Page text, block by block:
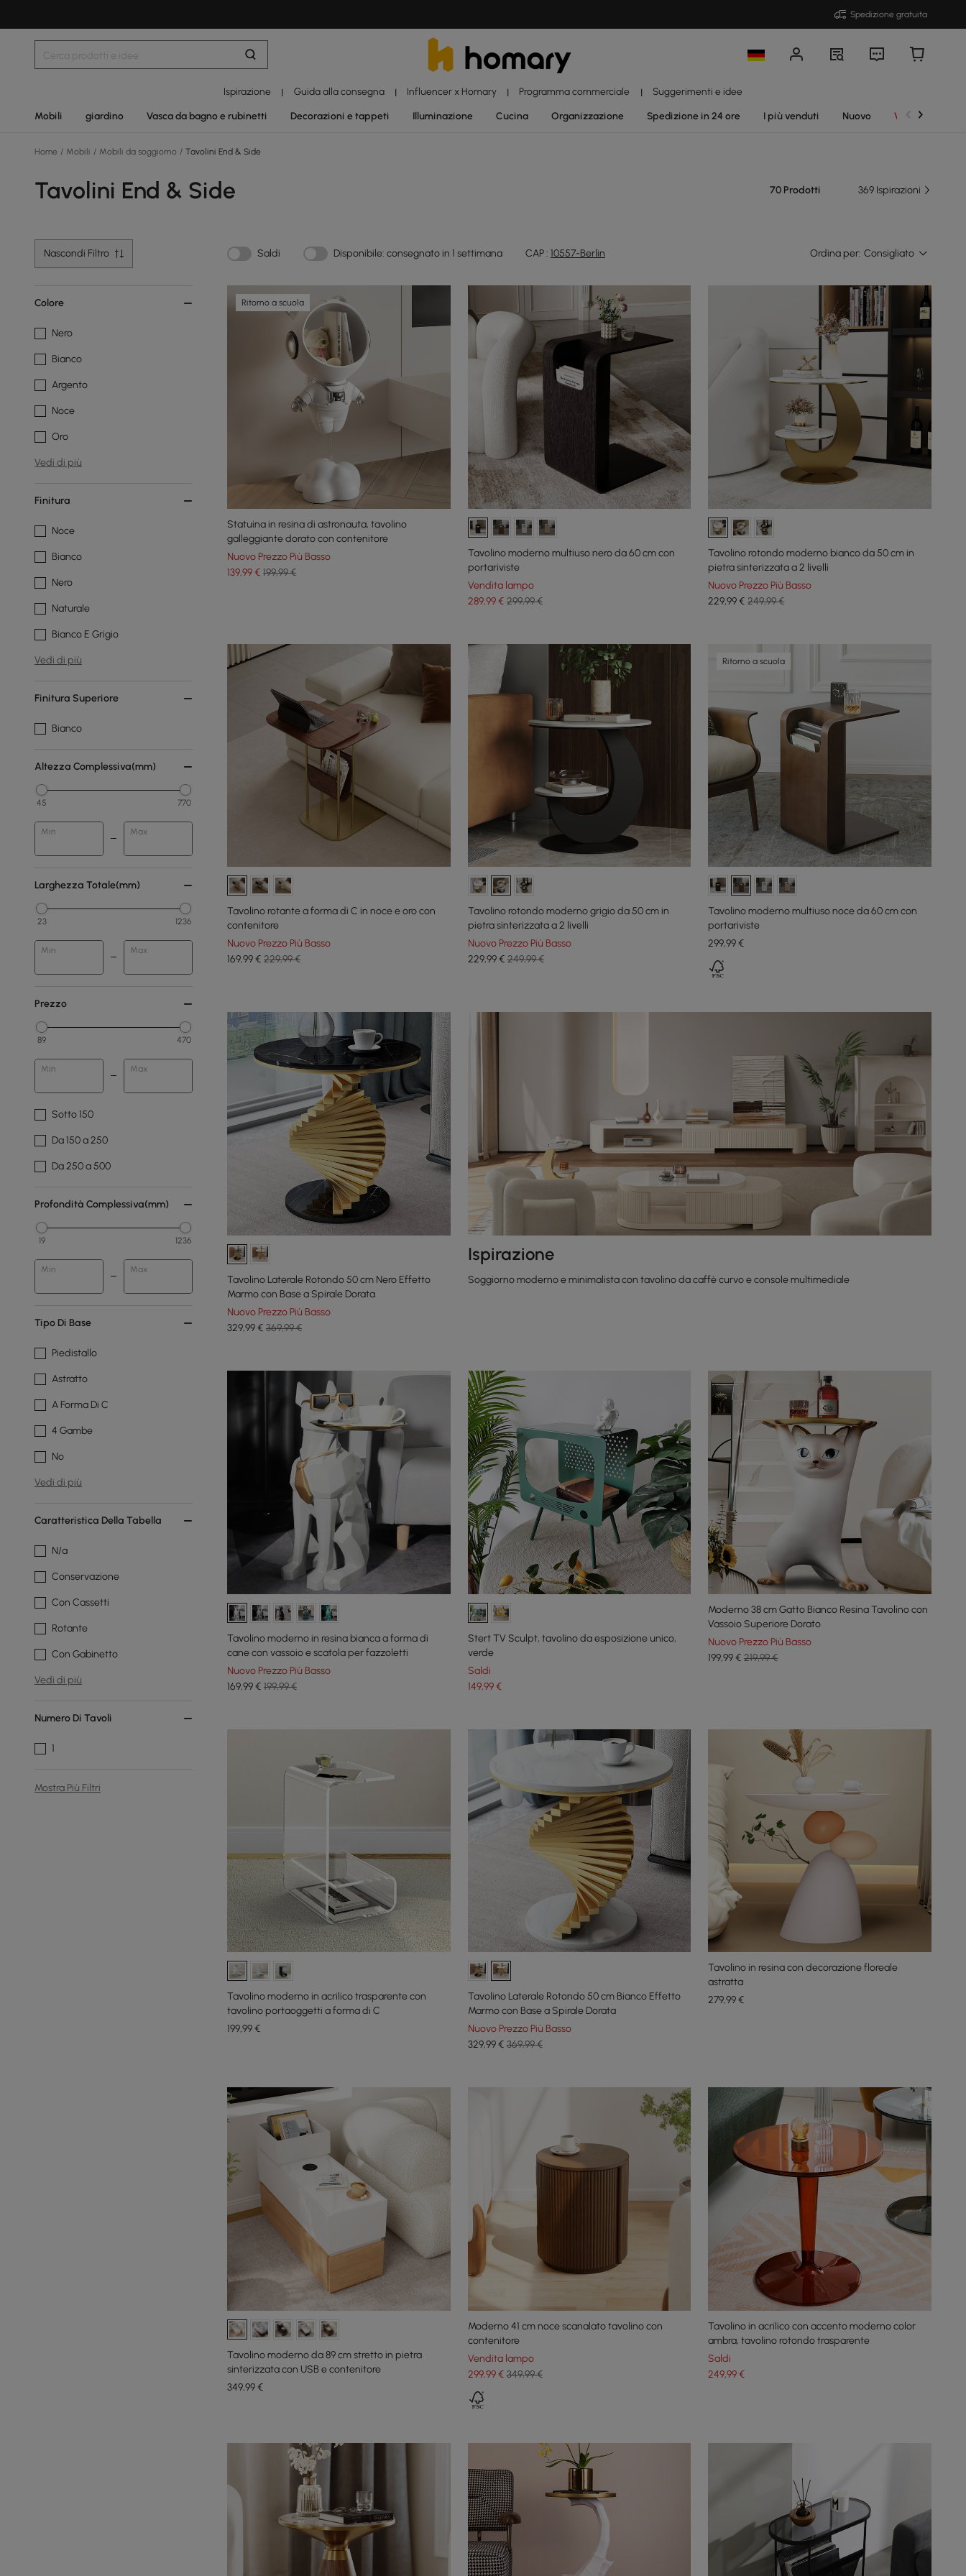
Spedizione gratuita
Ispirazione | Guida alla consegna | Influencer x Homary | Programma commerciale | Suggerimenti e idee
Mobili giardino Vasca da bagno e rubinetti Decorazioni e tappeti Illuminazione Cucina Organizzazione Spedizione in 24 ore I più venduti Nuovo Vendite
Home / Mobili / Mobili da soggiorno / Tavolini End & Side
Tavolini End & Side 70 Prodotti 369 Ispirazioni
Nascondi Filtro Saldi Disponibile: consegnato in 1 settimana CAP : 10557-Berlin Ordina per: Consigliato
Colore
Nero
Bianco
Argento
Noce
Oro
Vedi di più
Finitura
Noce
Bianco
Nero
Naturale
Bianco E Grigio
Vedi di più
Finitura Superiore
Bianco
Altezza Complessiva(mm)
45 770
Min Max
Larghezza Totale(mm)
23 1236
Min Max
Prezzo
89 470
Min Max
Sotto 150
Da 150 a 250
Da 250 a 500
Profondità Complessiva(mm)
19 1236
Min Max
Tipo Di Base
Piedistallo
Astratto
A Forma Di C
4 Gambe
No
Vedi di più
Caratteristica Della Tabella
N/a
Conservazione
Con Cassetti
Rotante
Con Gabinetto
Vedi di più
Numero Di Tavoli
1
Mostra Più Filtri
Ritorno a scuola
Statuina in resina di astronauta, tavolino
galleggiante dorato con contenitore
Nuovo Prezzo Più Basso
139,99€ 199,99 €
Tavolino moderno multiuso nero da 60 cm con
portariviste
Vendita lampo
289,99€ 299,99 €
Tavolino rotondo moderno bianco da 50 cm in
pietra sinterizzata a 2 livelli
Nuovo Prezzo Più Basso
229,99€ 249,99 €
Tavolino rotante a forma di C in noce e oro con
contenitore
Nuovo Prezzo Più Basso
169,99€ 229,99 €
Tavolino rotondo moderno grigio da 50 cm in
pietra sinterizzata a 2 livelli
Nuovo Prezzo Più Basso
229,99€ 249,99 €
Ritorno a scuola
Tavolino moderno multiuso noce da 60 cm con
portariviste
299,99€
Tavolino Laterale Rotondo 50 cm Nero Effetto
Marmo con Base a Spirale Dorata
Nuovo Prezzo Più Basso
329,99€ 369,99 €
Ispirazione
Soggiorno moderno e minimalista con tavolino da caffè curvo e console multimediale
Tavolino moderno in resina bianca a forma di
cane con vassoio e scatola per fazzoletti
Nuovo Prezzo Più Basso
169,99€ 199,99 €
Stert TV Sculpt, tavolino da esposizione unico,
verde
Saldi
149,99€
Moderno 38 cm Gatto Bianco Resina Tavolino con
Vassoio Superiore Dorato
Nuovo Prezzo Più Basso
199,99€ 219,99 €
Tavolino moderno in acrilico trasparente con
tavolino portaoggetti a forma di C
199,99€
Tavolino Laterale Rotondo 50 cm Bianco Effetto
Marmo con Base a Spirale Dorata
Nuovo Prezzo Più Basso
329,99€ 369,99 €
Tavolino in resina con decorazione floreale
astratta
279,99€
Tavolino moderno da 89 cm stretto in pietra
sinterizzata con USB e contenitore
349,99€
Moderno 41 cm noce scanalato tavolino con
contenitore
Vendita lampo
299,99€ 349,99 €
Tavolino in acrilico con accento moderno color
ambra, tavolino rotondo trasparente
Saldi
249,99€